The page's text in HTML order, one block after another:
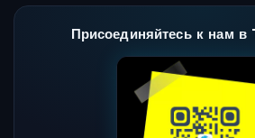
Присоединяйтесь к нам